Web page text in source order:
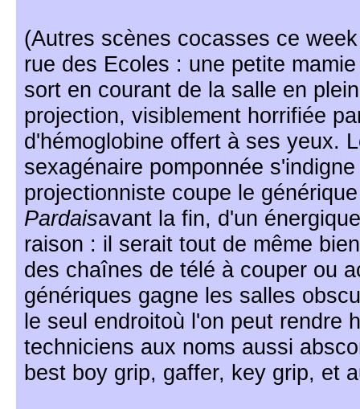
(Autres scènes cocasses ce
rue des Ecoles : une petite
sort en courant de la salle en
projection, visiblement horrifiée
d'hémoglobine offert à ses yeux.
sexagénaire pomponnée
projectionniste coupe le
Pardaisavant la fin, d'un
raison : il serait tout de même
des chaînes de télé à couper ou
génériques gagne les salles
le seul endroitoù l'on peut rendre
techniciens aux noms aussi
best boy grip, gaffer, key grip, et